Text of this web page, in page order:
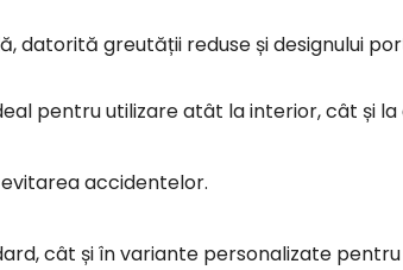
pentru utilizare atât la interior, cât și la
accidentelor.
cât și în variante personalizate